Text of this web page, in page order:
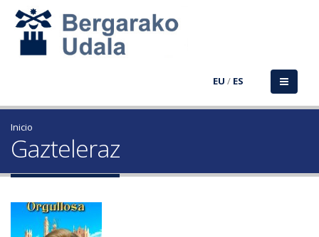
EU / ES
Inicio
Gazteleraz